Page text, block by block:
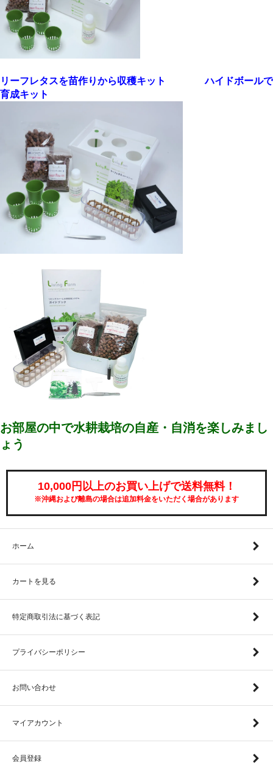
リーフレタスを苗作りから収穫キット ハイドボールで
育成キット
お部屋の中で水耕栽培の自産・自消を楽しみまし
ょう
10,000円以上のお買い上げで送料無料！
※沖縄および離島の場合は追加料金をいただく場合があります
ホーム
カートを見る
特定商取引法に基づく表記
プライバシーポリシー
お問い合わせ
マイアカウント
会員登録